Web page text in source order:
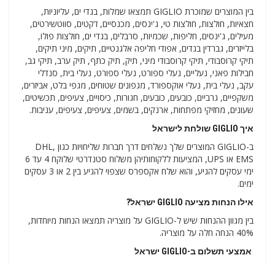
בין המוצרים שמוכרת GIGLIO תמצאו שמלות, בגדי ים, עליוניות,
חצאיות, חולצות, חולצות טי, ג'ינסים, מכנסיים, ז'קטים, סווטשירטים,
מעילים, ג'ינסים, חליפות, שכמיות, סרבלים, בגדי ים, חולצות פולו,
בלייזרים, גברדין בגדים, אפודי חליפה אלגנטיים, תיקים, מיני תיקים,
תיקי קרוסבודי, תיקי קרוסבודי מיני, תיק, תיק כתף, תיק ערב, תיקי גב,
חבילות פאני, נעליים, נעלי ספורט, נעלי ספורט, נעלי בית, סנדלי
עקב, נעלי בית, נעלי אוקספורד, מגפונים שטוחים, מגפי בלט, אביזרים,
משקפיים, גרביים, כובעים, כובעים, חגורות, כיסויים, צעיפים, תכשיטים,
שעונים, מחזיקי מפתחות, ארנקים, בשמים, צעיפים, צעיפים, עניבות.
איך GIGLIO שולחת לישראל
ב-GIGLIO המוצרים שלך נשלחים דרך חברות שליחויות כגון DHL,
EMS או UPS, המציעות ללקוחותיהן משלוח סטנדרטי שלוקח 4 עד 6
ימי עסקים להגיע, והוא שלח אקספרס שצפוי להגיע בין 2 או 3 עסקים
ימים.
אילו הנחות מציעה GIGLIO ישראל?
בין מגוון ההנחות שיש ל-GIGLIO על מוצריה תמצאו הנחות מיוחדות,
40% הנחה חלה על מוצריה.
אמצעי תשלום ב-GIGLIO ישראל